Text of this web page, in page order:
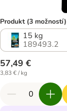
Produkt (3 možností)
15 kg
189493.2
57,49 €
3,83 € / kg